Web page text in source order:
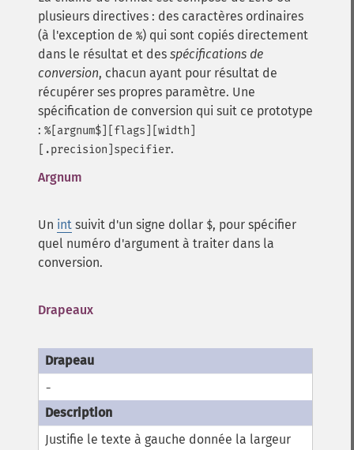
plusieurs directives : des caractères ordinaires
(à l'exception de %) qui sont copiés directement
dans le résultat et des spécifications de
conversion, chacun ayant pour résultat de
récupérer ses propres paramètre. Une
spécification de conversion qui suit ce prototype
: %[argnum$][flags][width]
[.precision]specifier.
Argnum
Un int suivit d'un signe dollar $, pour spécifier
quel numéro d'argument à traiter dans la
conversion.
Drapeaux
-
Justifie le texte à gauche donnée la largeur